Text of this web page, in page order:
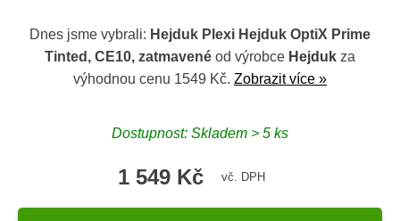
Dnes jsme vybrali: Hejduk Plexi Hejduk OptiX Prime
Tinted, CE10, zatmavené od výrobce Hejduk za
výhodnou cenu 1549 Kč. Zobrazit více »
Dostupnost: Skladem > 5 ks
1 549 Kč vč. DPH